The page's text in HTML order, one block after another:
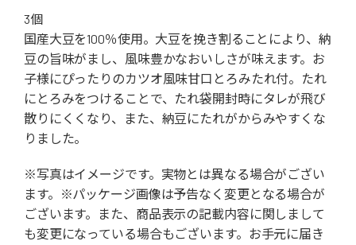
3個
国産大豆を100％使用。大豆を挽き割ることにより、納
豆の旨味がまし、風味豊かなおいしさが味えます。お
子様にぴったりのカツオ風味甘口とろみたれ付。たれ
にとろみをつけることで、たれ袋開封時にタレが飛び
散りにくくなり、また、納豆にたれがからみやすくな
りました。
※写真はイメージです。実物とは異なる場合がござい
ます。※パッケージ画像は予告なく変更となる場合が
ございます。また、商品表示の記載内容に関しまして
も変更になっている場合もございます。お手元に届き